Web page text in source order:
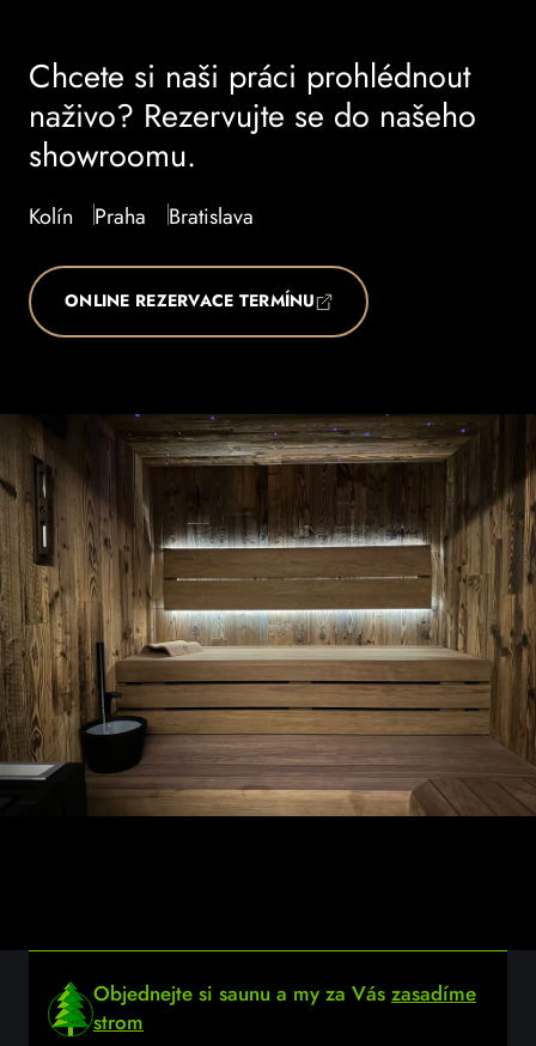
Chcete si naši práci prohlédnout
naživo? Rezervujte se do našeho
showroomu.
Kolín Praha Bratislava
ONLINE REZERVACE TERMÍNU
Objednejte si saunu a my za Vás zasadíme
strom